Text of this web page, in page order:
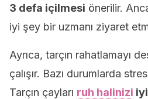
3 defa içilmesi önerilir.
iyi şey bir uzmanı ziyaret
Ayrıca, tarçın rahatlamayı
çalışır. Bazı durumlarda
Tarçın çayları ruh halinizi